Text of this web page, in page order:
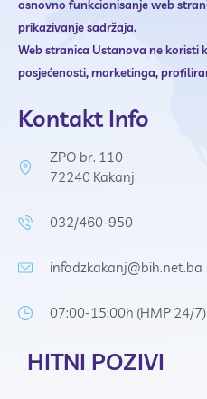
osnovno funkcionisanje web
prikazivanje sadržaja.
Web stranica Ustanova nekoristi
posjećenosti,marketinga,
Kontakt Info
ZPO br. 110
72240 Kakanj
032/460-950
infodzkakanj@bih.net.ba
07:00-15:00h (HMP 24/7)
HITNI POZIVI